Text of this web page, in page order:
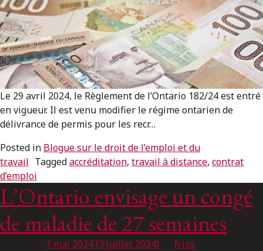
ENGLISH
S’abonner aux articles Osler
S’abonner
Le 29 avril 2024, le Règlement de l’Ontario 182/24 est entré
en vigueur. Il est venu modifier le régime ontarien de
délivrance de permis pour les recr…
Posted in Blogue sur le droit de l’emploi et du
travail Taggedaccréditation, travail à distance, contrat
d’emploi
L’Ontario envisage un congé
de maladie de 27 semaines
1 mai 2024(3 juillet 2024) frios